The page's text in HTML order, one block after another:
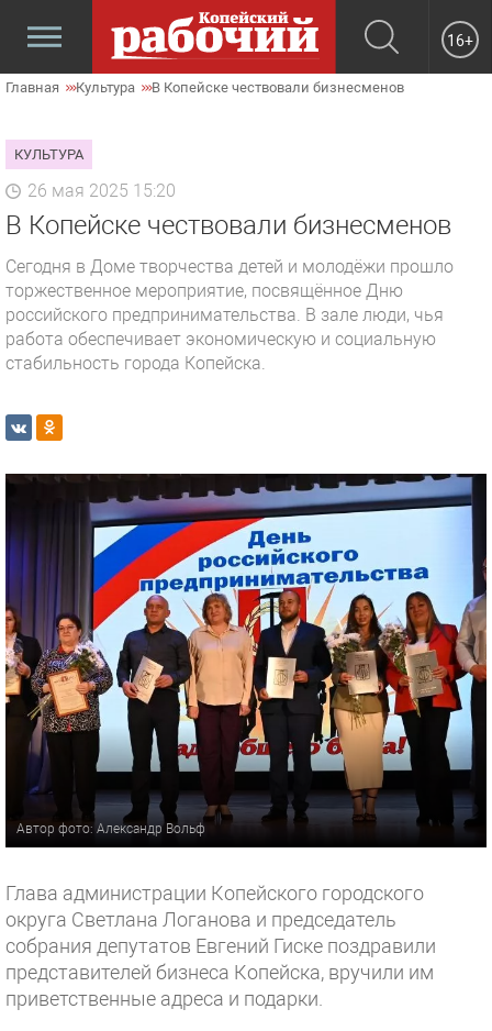
16+
Главная Культура В Копейске чествовали бизнесменов
КУЛЬТУРА
26 мая 2025 15:20
В Копейске чествовали бизнесменов
Сегодня в Доме творчества детей и молодёжи прошло
торжественное мероприятие, посвящённое Дню
российского предпринимательства. В зале люди, чья
работа обеспечивает экономическую и социальную
стабильность города Копейска.
Автор фото: Александр Вольф
Глава администрации Копейского городского
округа Светлана Логанова и председатель
собрания депутатов Евгений Гиске поздравили
представителей бизнеса Копейска, вручили им
приветственные адреса и подарки.